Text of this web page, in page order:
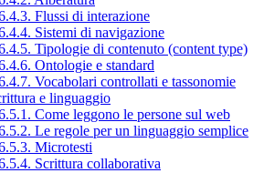
Flussi di interazione
Sistemi di navigazione
Tipologie di contenuto (content type)
Ontologie e standard
Vocabolari controllati e tassonomie
e linguaggio
Come leggono le persone sul web
Le regole per un linguaggio semplice
Microtesti
Scrittura collaborativa